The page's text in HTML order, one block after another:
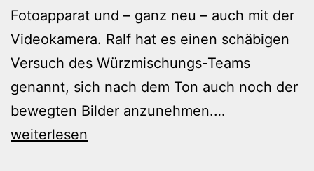
Fotoapparat und – ganz neu – auch mit der
Videokamera. Ralf hat es einen schäbigen
Versuch des Würzmischungs-Teams
genannt, sich nach dem Ton auch noch der
bewegten Bilder anzunehmen.…
weiterlesen